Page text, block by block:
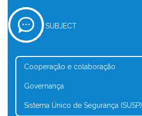
SUBJECT
Cooperação e colaboração
Governança
Sistema Único de Segurança (SUSP)